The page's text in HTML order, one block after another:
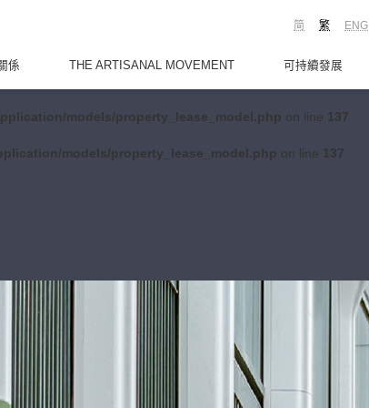
models/property_lease_model.php on line 137
models/property_lease_model.php on line 137
ENG
繁
简
係 THE ARTISANAL MOVEMENT 可持續發展